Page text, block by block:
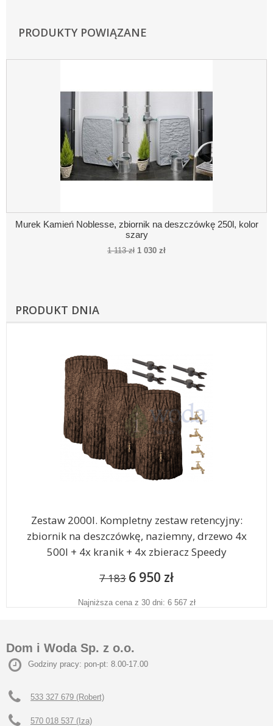
PRODUKTY POWIĄZANE
Murek Kamień Noblesse, zbiornik na deszczówkę 250l, kolor
szary
1 113 zł 1 030 zł
PRODUKT DNIA
Zestaw 2000l. Kompletny zestaw retencyjny:
zbiornik na deszczówkę, naziemny, drzewo 4x
500l + 4x kranik + 4x zbieracz Speedy
7 183 6 950 zł
Najniższa cena z 30 dni: 6 567 zł
Dom i Woda Sp. z o.o.
Godziny pracy: pon-pt: 8.00-17.00
533 327 679 (Robert)
570 018 537 (Iza)